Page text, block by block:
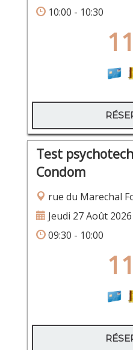
10:00 - 10:30
Test
Condom
rue du Marechal
Jeudi 27 Août 2026
09:30 - 10:00